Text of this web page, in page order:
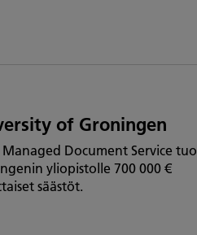
of Groningen
Managed Document Service tuo
yliopistolle 700 000 €
säästöt.